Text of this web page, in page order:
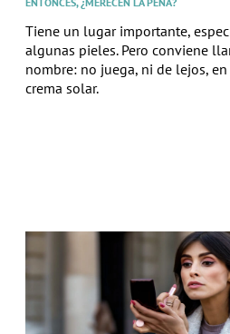
Tiene un lugar importante,
algunas pieles. Pero conviene
nombre: no juega, ni de lejos,
crema solar.